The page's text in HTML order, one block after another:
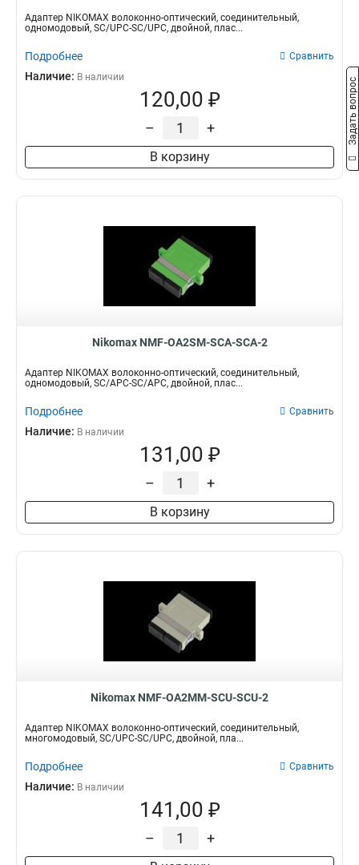
Адаптер NIKOMAX волоконно-оптический, соединительный,
одномодовый, SC/UPC-SC/UPC, двойной, плас...
Подробнее Сравнить
Наличие: В наличии
120,00 ₽
– +
В корзину
Nikomax NMF-OA2SM-SCA-SCA-2
Адаптер NIKOMAX волоконно-оптический, соединительный,
одномодовый, SC/APC-SC/APC, двойной, плас...
Подробнее Сравнить
Наличие: В наличии
131,00 ₽
– +
В корзину
Nikomax NMF-OA2MM-SCU-SCU-2
Адаптер NIKOMAX волоконно-оптический, соединительный,
многомодовый, SC/UPC-SC/UPC, двойной, пла...
Подробнее Сравнить
Наличие: В наличии
141,00 ₽
– +
Задать вопрос